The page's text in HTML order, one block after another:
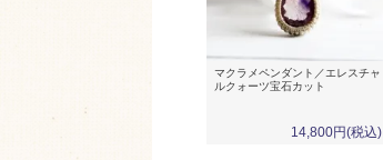
マクラメペンダント／エレスチャ
ルクォーツ宝石カット
14,800円(税込)